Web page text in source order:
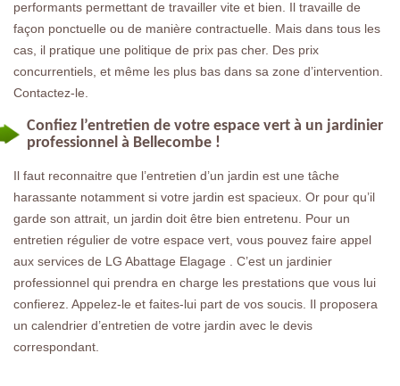
performants permettant de travailler vite et bien. Il travaille de
façon ponctuelle ou de manière contractuelle. Mais dans tous les
cas, il pratique une politique de prix pas cher. Des prix
concurrentiels, et même les plus bas dans sa zone d’intervention.
Contactez-le.
Confiez l’entretien de votre espace vert à un jardinier
professionnel à Bellecombe !
Il faut reconnaitre que l’entretien d’un jardin est une tâche
harassante notamment si votre jardin est spacieux. Or pour qu’il
garde son attrait, un jardin doit être bien entretenu. Pour un
entretien régulier de votre espace vert, vous pouvez faire appel
aux services de LG Abattage Elagage . C’est un jardinier
professionnel qui prendra en charge les prestations que vous lui
confierez. Appelez-le et faites-lui part de vos soucis. Il proposera
un calendrier d’entretien de votre jardin avec le devis
correspondant.